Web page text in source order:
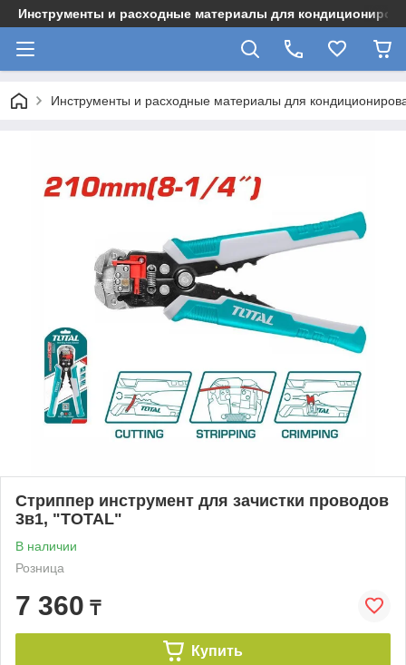
Инструменты и расходные материалы для
Инструменты и расходные материалы для
Стриппер инструмент для зачистки проводов
3в1, "ТОТАL"
В наличии
Розница
7 360 ₸
Купить